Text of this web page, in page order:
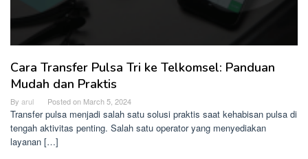
Cara Transfer Pulsa Tri ke Telkomsel: Panduan
Mudah dan Praktis
By arul Posted on March 5, 2024
Transfer pulsa menjadi salah satu solusi praktis saat kehabisan pulsa di
tengah aktivitas penting. Salah satu operator yang menyediakan
layanan […]